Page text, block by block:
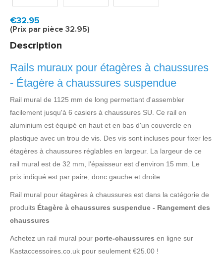
Livraison rapide, en 1 à 2 jours ouvrés
€32.95
(Prix par pièce 32.95)
Description
Rails muraux pour étagères à chaussures
- Étagère à chaussures suspendue
Rail mural de 1125 mm de long permettant d'assembler
facilement jusqu'à 6 casiers à chaussures SU. Ce rail en
aluminium est équipé en haut et en bas d'un couvercle en
plastique avec un trou de vis. Des vis sont incluses pour fixer les
étagères à chaussures réglables en largeur. La largeur de ce
rail mural est de 32 mm, l'épaisseur est d'environ 15 mm. Le
prix indiqué est par paire, donc gauche et droite.
Rail mural pour étagères à chaussures est dans la catégorie de
produits Étagère à chaussures suspendue - Rangement des
chaussures
Achetez un rail mural pour porte-chaussures en ligne sur
Kastaccessoires.co.uk pour seulement €25.00 !